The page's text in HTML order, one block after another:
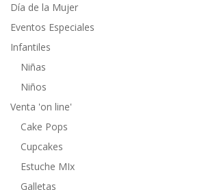
Día de la Mujer
Eventos Especiales
Infantiles
Niñas
Niños
Venta 'on line'
Cake Pops
Cupcakes
Estuche MIx
Galletas